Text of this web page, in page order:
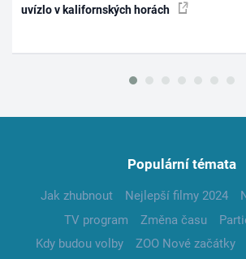
uvízlo v kalifornských horách
Populární témata
Jak zhubnout Nejlepší filmy 2024
TV program
Změna času
Kdy budou volby
ZOO Nové začátky